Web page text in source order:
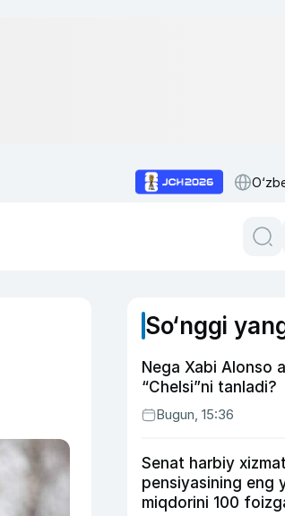
So‘nggi
Nega Xabi Alonso
“Chelsi”ni tanladi?
Bugun, 15:36
Senat harbiy
pensiyasining eng
miqdorini 100